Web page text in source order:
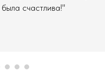
счастлива!"